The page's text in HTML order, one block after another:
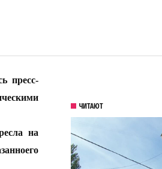
пресс-
на
ЧИТАЮТ